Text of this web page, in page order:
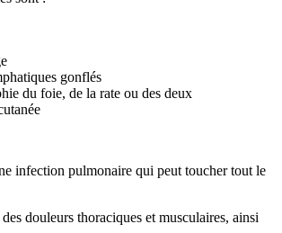
gonflés
du foie, de la rate ou des deux
infection pulmonaire qui peut toucher tout le
douleurs thoraciques et musculaires, ainsi